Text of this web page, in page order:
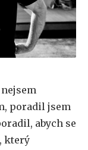
poradil jsem
abych se
který